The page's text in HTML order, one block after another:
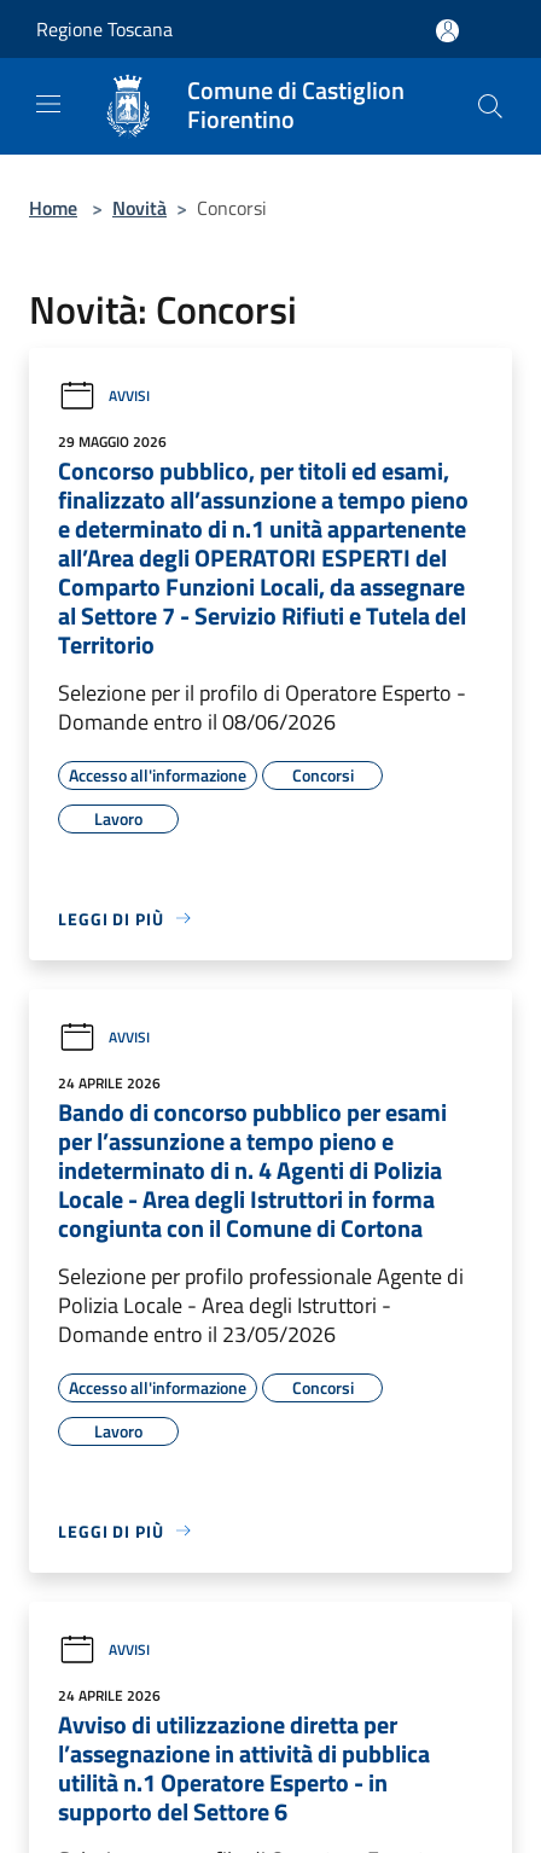
Regione Toscana
Comune di Castiglion
Fiorentino
Home > Novità > Concorsi
Novità: Concorsi
AVVISI
29 MAGGIO 2026
Concorso pubblico, per titoli ed esami,
finalizzato all’assunzione a tempo pieno
e determinato di n.1 unità appartenente
all’Area degli OPERATORI ESPERTI del
Comparto Funzioni Locali, da assegnare
al Settore 7 - Servizio Rifiuti e Tutela del
Territorio
Selezione per il profilo di Operatore Esperto -
Domande entro il 08/06/2026
Accesso all'informazione
Concorsi
Lavoro
LEGGI DI PIÙ
AVVISI
24 APRILE 2026
Bando di concorso pubblico per esami
per l’assunzione a tempo pieno e
indeterminato di n. 4 Agenti di Polizia
Locale - Area degli Istruttori in forma
congiunta con il Comune di Cortona
Selezione per profilo professionale Agente di
Polizia Locale - Area degli Istruttori -
Domande entro il 23/05/2026
Accesso all'informazione
Concorsi
Lavoro
LEGGI DI PIÙ
AVVISI
24 APRILE 2026
Avviso di utilizzazione diretta per
l’assegnazione in attività di pubblica
utilità n.1 Operatore Esperto - in
supporto del Settore 6